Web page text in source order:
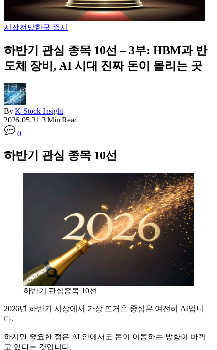
시장전망한국 증시
하반기 관심 종목 10선 – 3부: HBM과 반
도체 장비, AI 시대 진짜 돈이 몰리는 곳
By K-Stock Insight
2026-05-31 3 Min Read
0
하반기 관심 종목 10선
하반기 관심종목 10선
2026년 하반기 시장에서 가장 뜨거운 중심은 여전히 AI입니
다.
하지만 중요한 점은 AI 안에서도 돈이 이동하는 방향이 바뀌
고 있다는 것입니다.